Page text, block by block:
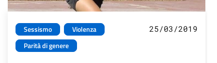
Sessismo
Violenza
Parità di genere
25/03/2019